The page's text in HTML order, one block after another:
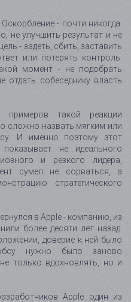
- почти никогда.
не улучшить результат и не
- задеть, сбить, заставить
или потерять контроль.
момент - не подобрать
собеседнику власть
такой реакции
сложно назвать мягким или
И именно поэтому этот
не идеального
и резкого лидера,
сумел не сорваться, а
стратегического
в Apple - компанию, из
более десяти лет назад.
доверие к ней было
нужно было заново
только вдохновлять, но и
Apple один из